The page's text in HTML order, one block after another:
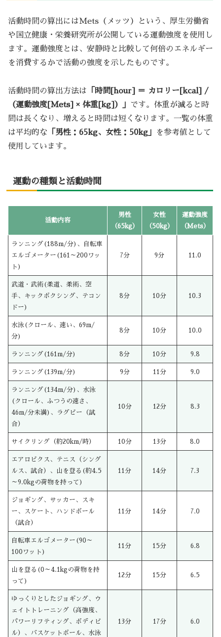
活動時間の算出にはMets（メッツ）という、厚生労働省
や国立健康・栄養研究所が公開している運動強度を使用し
ます。運動強度とは、安静時と比較して何倍のエネルギー
を消費するかで活動の強度を示したものです。
活動時間の算出方法は 「時間[hour] ＝ カロリー[kcal] /
（運動強度[Mets] × 体重[kg]）」 です。体重が減ると時
間は長くなり、増えると時間は短くなります。一覧の体重
は平均的な 「男性：65kg、女性：50kg」
を参考値として
使用しています。
運動の種類と活動時間
活動内容
男性
（65kg）
女性
（50kg）
運動強度
（Mets）
ランニング(188m/分)、自転車
エルゴメーター(161～200ワッ
ト)
7分 9分 11.0
武道・武術(柔道、柔術、空
手、キックボクシング、テコン
ドー)
8分 10分 10.3
水泳(クロール、速い、69m/
分)
8分 10分 10.0
ランニング(161m/分) 8分 10分 9.8
ランニング(139m/分) 9分 11分 9.0
ランニング(134m/分)、水泳
(クロール、ふつうの速さ、
46m/分未満)、ラグビー（試
合）
10分 12分 8.3
サイクリング（約20km/時） 10分 13分 8.0
エアロビクス、テニス（シング
ルス、試合）、山を登る(約4.5
～9.0kgの荷物を持って)
11分 14分 7.3
ジョギング、サッカー、スキ
ー、スケート、ハンドボール
（試合）
11分 14分 7.0
自転車エルゴメーター(90～
100ワット)
11分 15分 6.8
山を登る(0～4.1kgの荷物を持
って)
12分 15分 6.5
ゆっくりとしたジョギング、ウ
ェイトトレーニング（高強度、
パワーリフティング、ボディビ
ル）、バスケットボール、水泳
13分 17分 6.0